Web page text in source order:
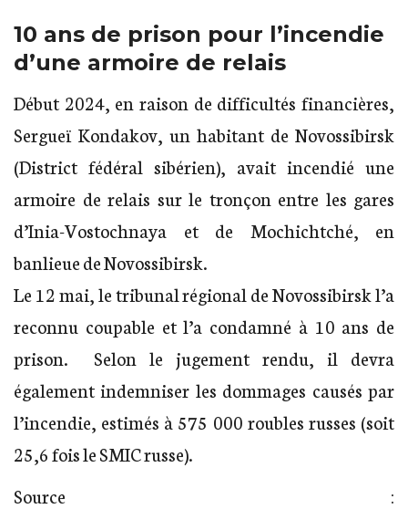
10 ans de prison pour l’incendie
d’une armoire de relais
Début 2024, en raison de difficultés financières,
Sergueï Kondakov, un habitant de Novossibirsk
(District fédéral sibérien), avait incendié une
armoire de relais sur le tronçon entre les gares
d’Inia-Vostochnaya et de Mochichtché, en
banlieue de Novossibirsk.
Le 12 mai, le tribunal régional de Novossibirsk l’a
reconnu coupable et l’a condamné à 10 ans de
prison. Selon le jugement rendu, il devra
également indemniser les dommages causés par
l’incendie, estimés à 575 000 roubles russes (soit
25,6 fois le SMIC russe).
Source :